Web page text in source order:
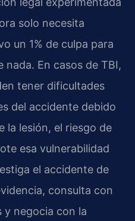
solo necesita
un 1% de culpa para
En casos de TBI,
tener dificultades
del accidente debido
la lesión, el riesgo de
esa vulnerabilidad
el accidente de
consulta con
y negocia con la